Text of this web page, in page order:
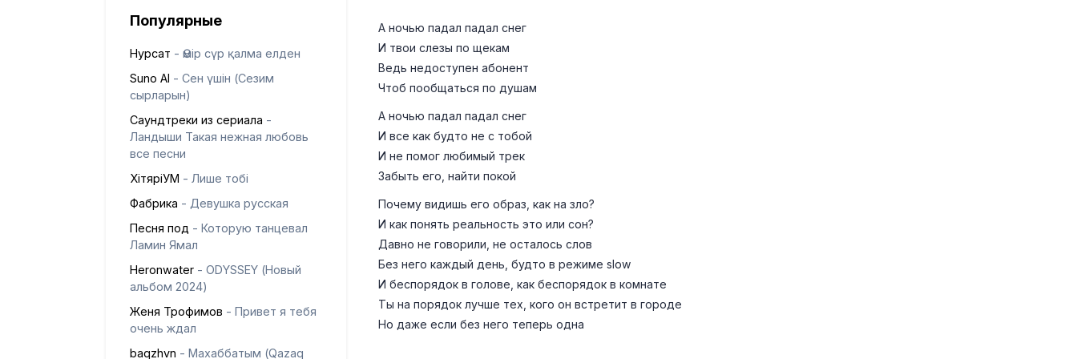
Популярные
Нурсат - Өмір сүр қалма елден
Suno AI - Сен үшін (Сезим
сырларын)
Саундтреки из сериала -
Ландыши Такая нежная любовь
все песни
ХітяріУМ - Лише тобі
Фабрика - Девушка русская
Песня под - Которую танцевал
Ламин Ямал
Heronwater - ODYSSEY (Новый
альбом 2024)
Женя Трофимов - Привет я тебя
очень ждал
baqzhvn - Махаббатым (Qazaq
А ночью падал падал снег
И твои слезы по щекам
Ведь недоступен абонент
Чтоб пообщаться по душам
А ночью падал падал снег
И все как будто не с тобой
И не помог любимый трек
Забыть его, найти покой
Почему видишь его образ, как на зло?
И как понять реальность это или сон?
Давно не говорили, не осталось слов
Без него каждый день, будто в режиме slow
И беспорядок в голове, как беспорядок в комнате
Ты на порядок лучше тех, кого он встретит в городе
Но даже если без него теперь одна